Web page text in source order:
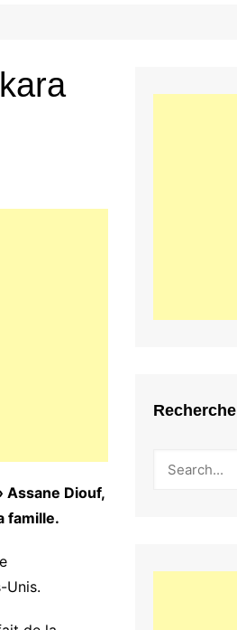
Assane Diouf,
famille.
Unis.
Recherche